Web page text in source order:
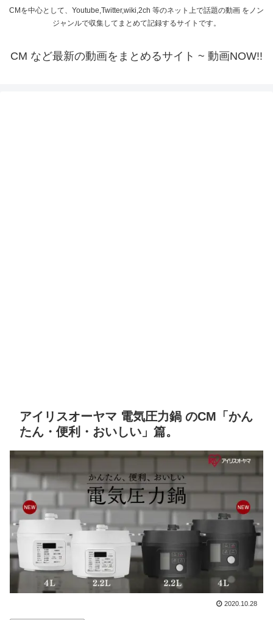
CMを中心として、Youtube,Twitter,wiki,2ch 等のネット上で話題の動画 をノン
ジャンルで収集してまとめて記録するサイトです。
CM など最新の動画をまとめるサイト ~ 動画NOW!!
アイリスオーヤマ 電気圧力鍋 のCM「かん
たん・便利・おいしい」篇。
2020.10.28